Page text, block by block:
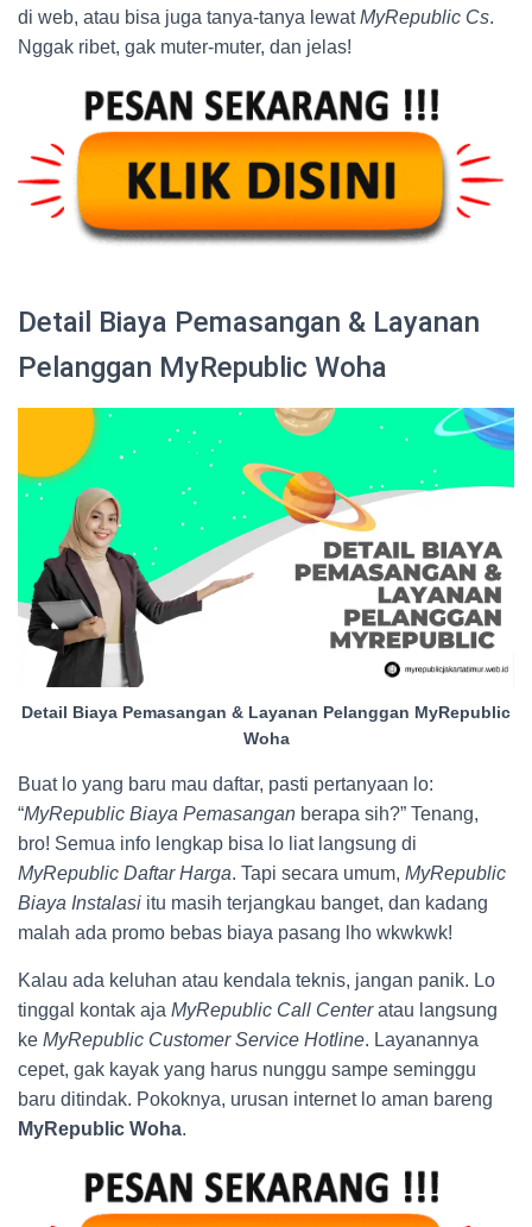
di web, atau bisa juga tanya-tanya lewatMyRepublic Cs.
Nggak ribet, gak muter-muter, dan jelas!
Detail Biaya Pemasangan & Layanan
Pelanggan MyRepublic Woha
Detail Biaya Pemasangan & Layanan Pelanggan MyRepublic
Woha
Buat lo yang baru mau daftar, pasti pertanyaan lo:
“MyRepublic Biaya Pemasangan berapa sih?” Tenang,
bro! Semua info lengkap bisa lo liat langsung di
MyRepublic Daftar Harga. Tapi secara umum, MyRepublic
Biaya Instalasi itu masih terjangkau banget, dan kadang
malah ada promo bebas biaya pasang lho wkwkwk!
Kalau ada keluhan atau kendala teknis, jangan panik. Lo
tinggal kontak aja MyRepublic Call Centeratau langsung
ke MyRepublic Customer Service Hotline. Layanannya
cepet, gak kayak yang harus nunggu sampe seminggu
baru ditindak. Pokoknya, urusan internet lo aman bareng
MyRepublic Woha.